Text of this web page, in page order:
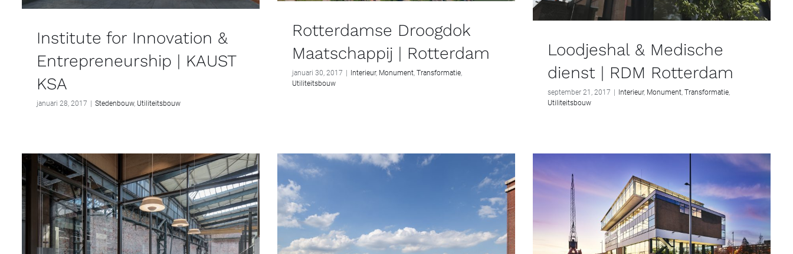
Institute for Innovation &
Entrepreneurship | KAUST
KSA
januari 28, 2017 Stedenbouw, Utiliteitsbouw
Rotterdamse Droogdok
Maatschappij | Rotterdam
januari 30, 2017 Interieur, Monument, Transformatie,
Utiliteitsbouw
Loodjeshal & Medische
dienst | RDM Rotterdam
september 21, 2017 Interieur, Monument, Transformatie,
Utiliteitsbouw